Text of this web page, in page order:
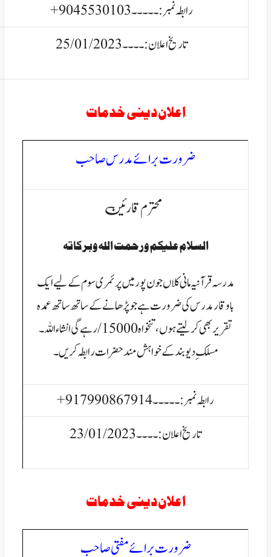
رابطہ نمبر:۔۔۔۔۔9045530103+
تاریخ اعلان:۔۔۔۔25/01/2023
اعلان دینی خدمات
ضرورت برائے مدرس صاحب
محترم قارئین
السلام عليكم ورحمت الله وبركاتہ
مدرسہ قرآنیہ مانی کلاں جون پور میں پرئمری سوم کے لیے ایک
باوقار مدرس کی ضرورت ہے جو پڑھانے کے ساتھ ساتھ عمدہ
تقریر بھی کر لیتے ہوں ،تنخواہ 15000/رہے گی انشاء اللہ ۔
مسلکِ دیوبندکےخواہش مند حضرات رابطہ کریں۔
رابطہ نمبر:۔۔۔۔۔917990867914+
تاریخ اعلان:۔۔۔۔23/01/2023
اعلان دینی خدمات
ضرورت برائے مفتی صاحب